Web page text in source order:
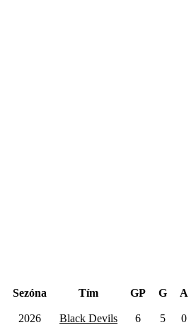
Sezóna Tím GP G A
2026 Black Devils 6 5 0